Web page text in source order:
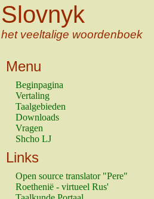
Slovnyk
het veeltalige woordenboek
Menu
Beginpagina
Vertaling
Taalgebieden
Downloads
Vragen
Shcho LJ
Links
Open source translator "Pere"
Roethenië - virtueel Rus'